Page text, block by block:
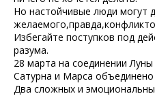
Но настойчивые люди могут
Избегайте поступков под
разума.
28 марта на соединении
Сатурна и Марса объединено
Два сложных и